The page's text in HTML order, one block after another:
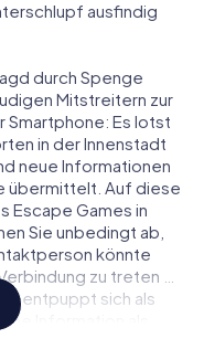
ausfindig
durch Spenge
Mitstreitern zur
Smartphone: Es lotst
in der Innenstadt
neue Informationen
übermittelt. Auf diese
Escape Games in
Sie unbedingt ab,
könnte
zu treten …
entpuppt sich als
Information als